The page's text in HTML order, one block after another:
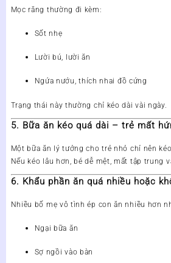
Mọc răng thường đi kèm:
Sốt nhẹ
Lười bú, lười ăn
Ngứa nướu, thích nhai đồ cứng
Trạng thái này thường chỉ kéo dài vài ngày.
5. Bữa ăn kéo quá dài – trẻ mất
Một bữa ăn lý tưởng cho trẻ nhỏ chỉ nên
Nếu kéo lâu hơn, bé dễ mệt, mất tập trung
6. Khẩu phần ăn quá nhiều hoặc
Nhiều bố mẹ vô tình ép con ăn nhiều hơn
Ngại bữa ăn
Sợ ngồi vào bàn